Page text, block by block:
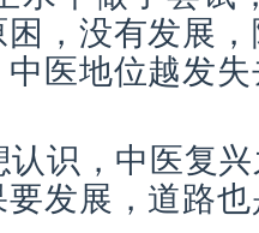
，没有发展
医地位越发
识，中医复
发展，道路